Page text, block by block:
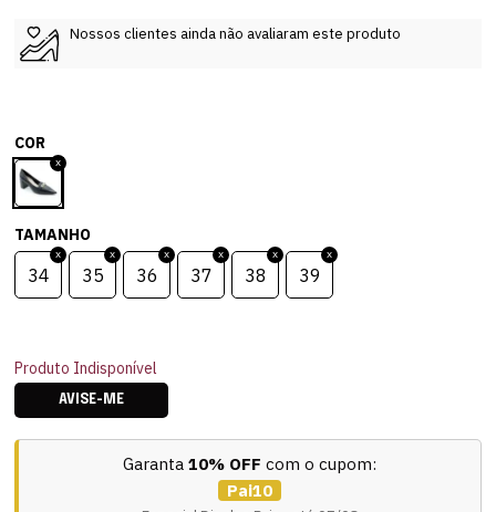
Nossos clientes ainda não avaliaram este produto
COR
TAMANHO
34 35 36 37 38 39
Produto Indisponível
AVISE-ME
Garanta 10% OFF com o cupom:
Pai10